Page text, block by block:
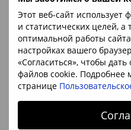
Этот веб-сайт использует
и статистических целей, а
оптимальной работы
настройках вашего
«Согласиться», чтобы
файлов cookie. Подробнее
странице
кипятились в вине или
нагревались на солнце,
липового дерева. Если
для каждой болезни
проблемы с сердцем,
лечатся наряду с
гриппом,